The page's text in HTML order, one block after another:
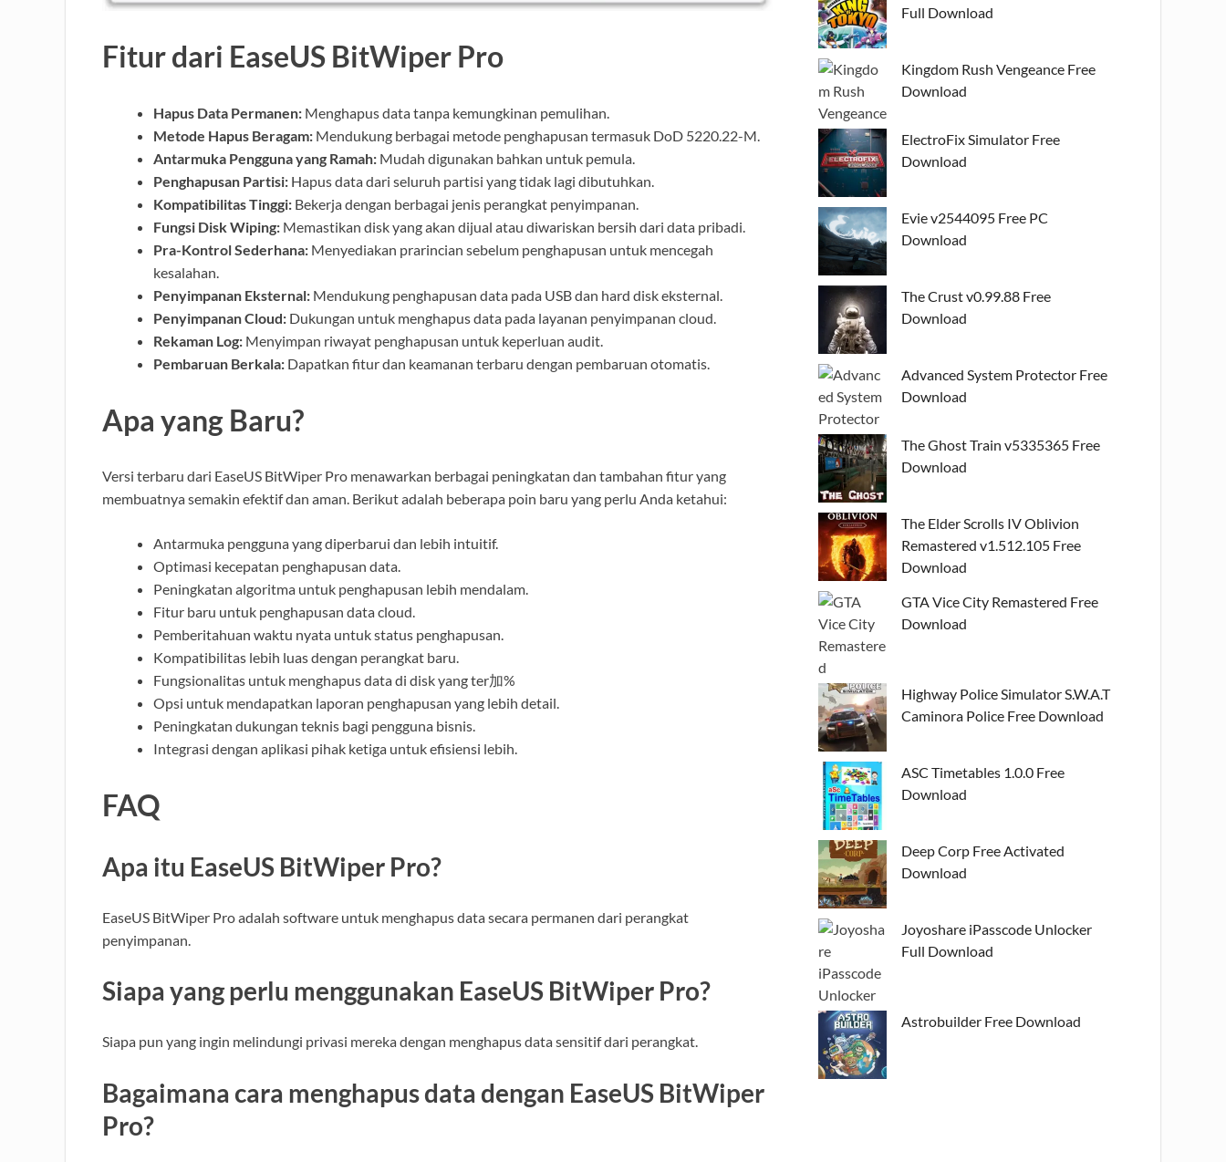
Fitur dari EaseUS BitWiper Pro
Hapus Data Permanen: Menghapus data tanpa kemungkinan pemulihan.
Metode Hapus Beragam: Mendukung berbagai metode penghapusan termasuk DoD 5220.22-M.
Antarmuka Pengguna yang Ramah: Mudah digunakan bahkan untuk pemula.
Penghapusan Partisi: Hapus data dari seluruh partisi yang tidak lagi dibutuhkan.
Kompatibilitas Tinggi: Bekerja dengan berbagai jenis perangkat penyimpanan.
Fungsi Disk Wiping: Memastikan disk yang akan dijual atau diwariskan bersih dari data pribadi.
Pra-Kontrol Sederhana: Menyediakan prarincian sebelum penghapusan untuk mencegah
kesalahan.
Penyimpanan Eksternal: Mendukung penghapusan data pada USB dan hard disk eksternal.
Penyimpanan Cloud: Dukungan untuk menghapus data pada layanan penyimpanan cloud.
Rekaman Log: Menyimpan riwayat penghapusan untuk keperluan audit.
Pembaruan Berkala: Dapatkan fitur dan keamanan terbaru dengan pembaruan otomatis.
Apa yang Baru?
Versi terbaru dari EaseUS BitWiper Pro menawarkan berbagai peningkatan dan tambahan fitur yang
membuatnya semakin efektif dan aman. Berikut adalah beberapa poin baru yang perlu Anda ketahui:
Antarmuka pengguna yang diperbarui dan lebih intuitif.
Optimasi kecepatan penghapusan data.
Peningkatan algoritma untuk penghapusan lebih mendalam.
Fitur baru untuk penghapusan data cloud.
Pemberitahuan waktu nyata untuk status penghapusan.
Kompatibilitas lebih luas dengan perangkat baru.
Fungsionalitas untuk menghapus data di disk yang ter加%
Opsi untuk mendapatkan laporan penghapusan yang lebih detail.
Peningkatan dukungan teknis bagi pengguna bisnis.
Integrasi dengan aplikasi pihak ketiga untuk efisiensi lebih.
FAQ
Apa itu EaseUS BitWiper Pro?
EaseUS BitWiper Pro adalah software untuk menghapus data secara permanen dari perangkat
penyimpanan.
Siapa yang perlu menggunakan EaseUS BitWiper Pro?
Siapa pun yang ingin melindungi privasi mereka dengan menghapus data sensitif dari perangkat.
Bagaimana cara menghapus data dengan EaseUS BitWiper
Pro?
Full Download
Kingdom Rush Vengeance Free
Download
ElectroFix Simulator Free
Download
Evie v2544095 Free PC
Download
The Crust v0.99.88 Free
Download
Advanced System Protector Free
Download
The Ghost Train v5335365 Free
Download
The Elder Scrolls IV Oblivion
Remastered v1.512.105 Free
Download
GTA Vice City Remastered Free
Download
Highway Police Simulator S.W.A.T
Caminora Police Free Download
ASC Timetables 1.0.0 Free
Download
Deep Corp Free Activated
Download
Joyoshare iPasscode Unlocker
Full Download
Astrobuilder Free Download